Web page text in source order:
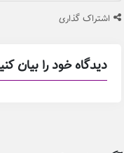
اشتراک گذاری
دیدگاه خود را بیان